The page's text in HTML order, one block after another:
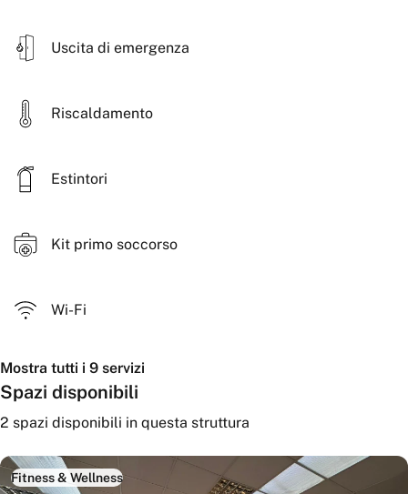
È inoltre presente una sala corsi ampia e attrezzata,
posturale, allenamenti di gruppo, workshop, seminari o
come sala riunioni per incontri professionali, corsi di
Lo spazio favorisce la collaborazione tra professionisti e la
movimento e alla crescita personale.
Uscita di emergenza
Riscaldamento
Estintori
Kit primo soccorso
Wi-Fi
Mostra tutti i 9 servizi
Spazi disponibili
2 spazi disponibili in questa struttura
Fitness & Wellness